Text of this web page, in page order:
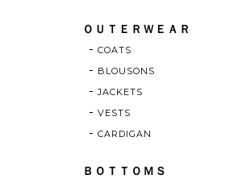
ＯＵＴＥＲＷＥＡＲ
COATS
BLOUSONS
JACKETS
VESTS
CARDIGAN
ＢＯＴＴＯＭＳ